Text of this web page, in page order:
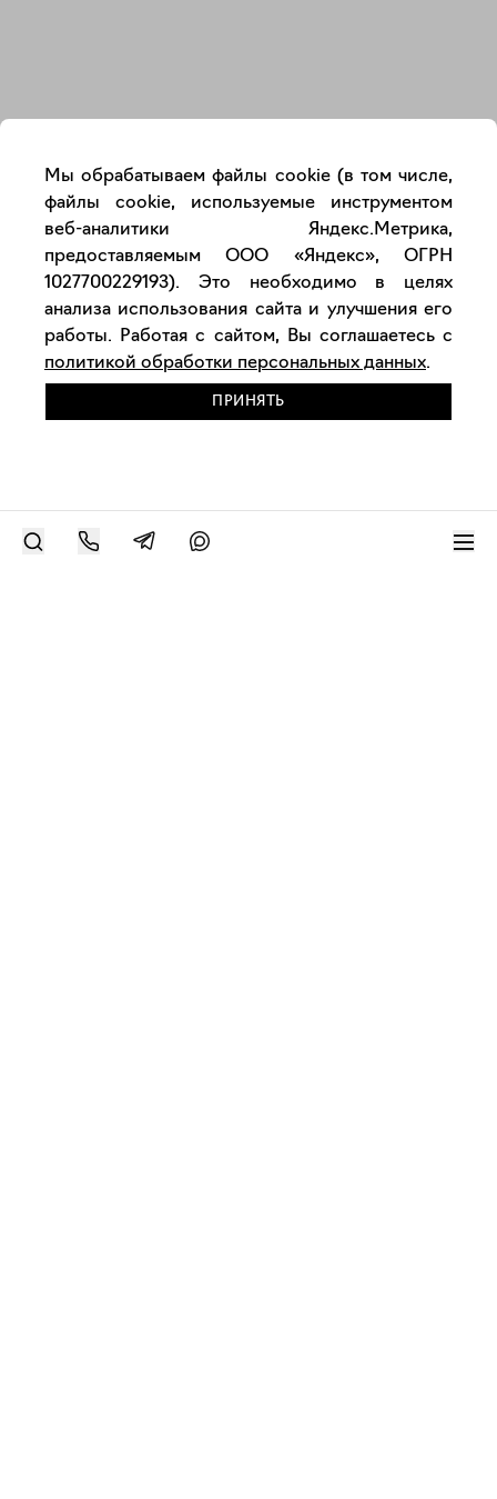
Мы обрабатываем файлы cookie (в том числе,
файлы cookie, используемые инструментом
веб-аналитики Яндекс.Метрика,
предоставляемым ООО «Яндекс», ОГРН
1027700229193). Это необходимо в целях
анализа использования сайта и улучшения его
работы. Работая с сайтом, Вы соглашаетесь с
политикой обработки персональных данных.
ПРИНЯТЬ